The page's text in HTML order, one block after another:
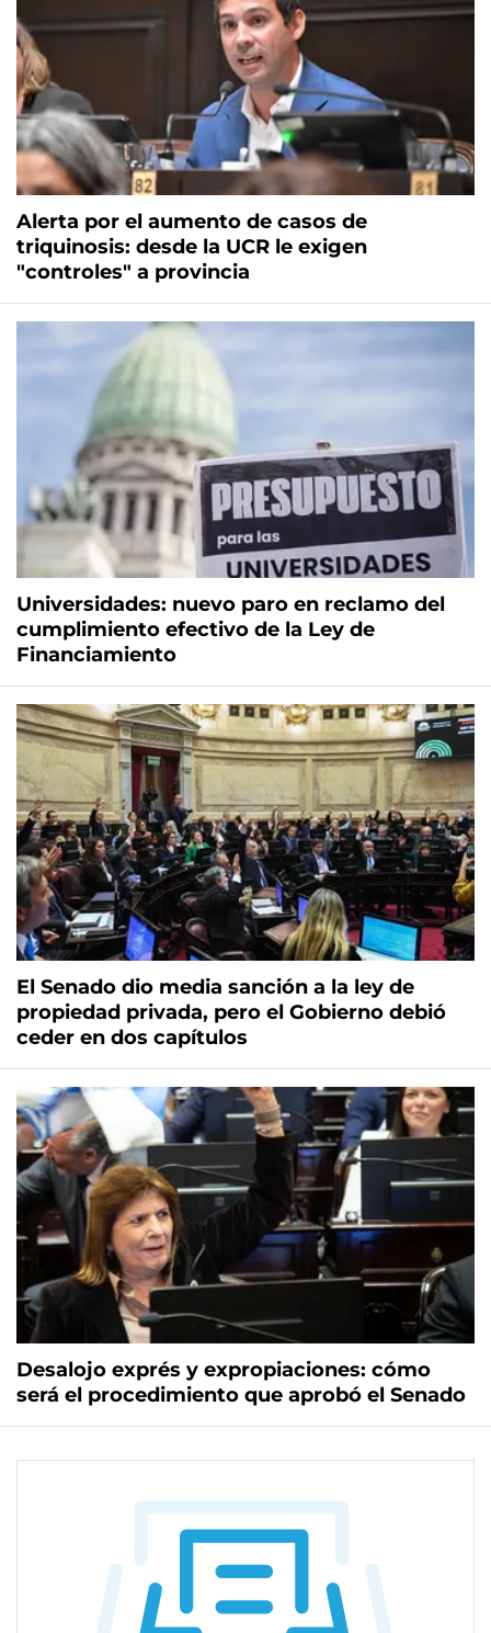
Alerta por el aumento de casos de
triquinosis: desde la UCR le exigen
"controles" a provincia
Universidades: nuevo paro en reclamo del
cumplimiento efectivo de la Ley de
Financiamiento
El Senado dio media sanción a la ley de
propiedad privada, pero el Gobierno debió
ceder en dos capítulos
Desalojo exprés y expropiaciones: cómo
será el procedimiento que aprobó el Senado